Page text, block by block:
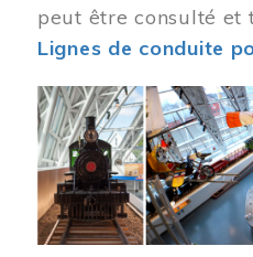
peut être consulté et
Lignes de conduite
Image